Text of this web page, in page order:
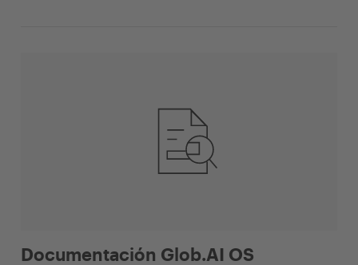
Documentación Glob.AI OS